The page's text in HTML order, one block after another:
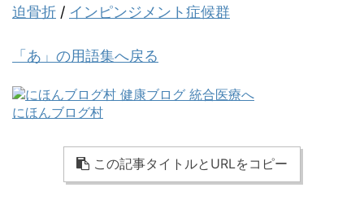
迫骨折 / インピンジメント症候群
「あ」の用語集へ戻る
にほんブログ村
この記事タイトルとURLをコピー